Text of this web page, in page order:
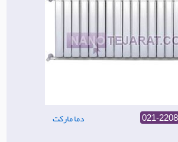
دما مارکت 021-